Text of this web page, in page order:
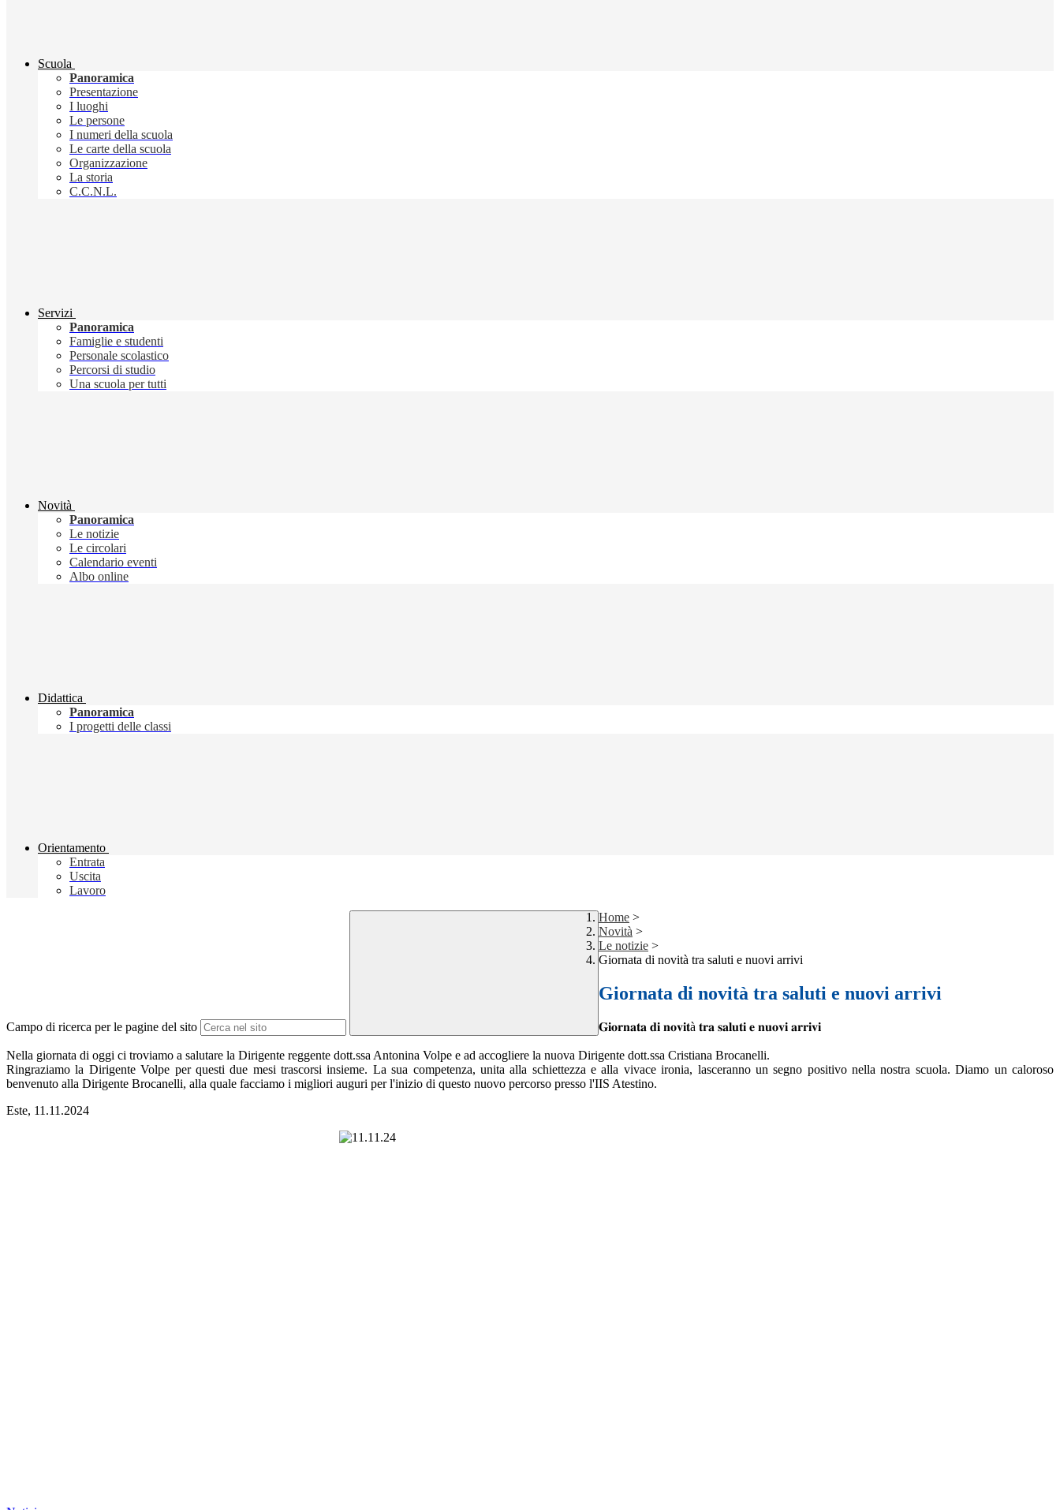
Scuola
Panoramica
Presentazione
I luoghi
Le persone
I numeri della scuola
Le carte della scuola
Organizzazione
La storia
C.C.N.L.
Servizi
Panoramica
Famiglie e studenti
Personale scolastico
Percorsi di studio
Una scuola per tutti
Novità
Panoramica
Le notizie
Le circolari
Calendario eventi
Albo online
Didattica
Panoramica
I progetti delle classi
Orientamento
Entrata
Uscita
Lavoro
Campo di ricerca per le pagine del sito
Home >
Novità >
Le notizie >
Giornata di novità tra saluti e nuovi arrivi
Giornata di novità tra saluti e nuovi arrivi
𝐆𝐢𝐨𝐫𝐧𝐚𝐭𝐚 𝐝𝐢 𝐧𝐨𝐯𝐢𝐭à 𝐭𝐫𝐚 𝐬𝐚𝐥𝐮𝐭𝐢 𝐞 𝐧𝐮𝐨𝐯𝐢 𝐚𝐫𝐫𝐢𝐯𝐢
Nella giornata di oggi ci troviamo a salutare la Dirigente reggente dott.ssa Antonina Volpe e ad accogliere la nuova Dirigente dott.ssa Cristiana Brocanelli.
Ringraziamo la Dirigente Volpe per questi due mesi trascorsi insieme. La sua competenza, unita alla schiettezza e alla vivace ironia, lasceranno un segno positivo nella nostra scuola. Diamo un caloroso
benvenuto alla Dirigente Brocanelli, alla quale facciamo i migliori auguri per l'inizio di questo nuovo percorso presso l'IIS Atestino.
Este, 11.11.2024